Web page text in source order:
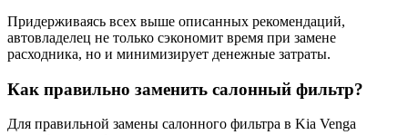
Придерживаясь всех выше описанных рекомендаций,
автовладелец не только сэкономит время при замене
расходника, но и минимизирует денежные затраты.
Как правильно заменить салонный фильтр?
Для правильной замены салонного фильтра в Kia Venga